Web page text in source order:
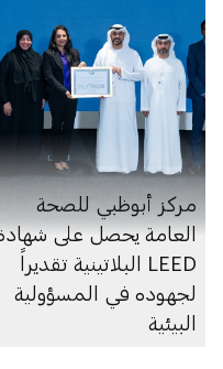
مركز أبوظبي للصحة
العامة يحصل على شهادة
LEED البلاتينية تقديراً
لجهوده في المسؤولية
البيئية